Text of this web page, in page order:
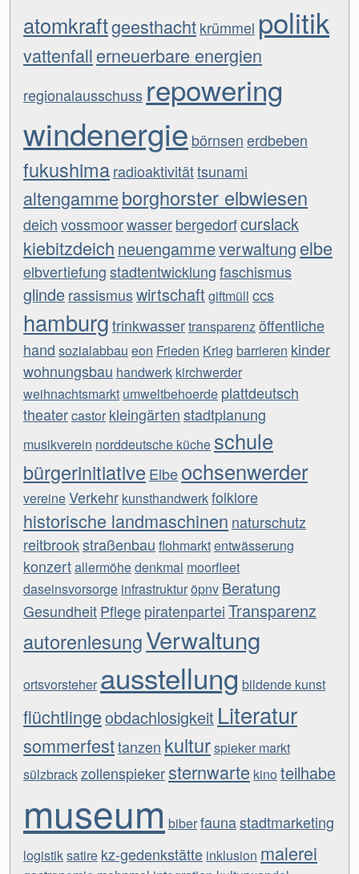
atomkraftgeesthachtkrümmel politik
vattenfallerneuerbare energien
regionalausschuss repowering
windenergie börnsenerdbeben
fukushimaradioaktivitättsunami
altengammeborghorster elbwiesen
deichvossmoorwasserbergedorfcurslack
kiebitzdeich neuengammeverwaltung elbe
elbvertiefungstadtentwicklungfaschismus
glinde rassismuswirtschaft giftmüll ccs
hamburgtrinkwassertransparenzöffentliche
hand sozialabbau eon Frieden Krieg barrieren kinder
wohnungsbau handwerk kirchwerder
weihnachtsmarkt umweltbehoerde plattdeutsch
theatercastor kleingärtenstadtplanung
musikverein norddeutsche küche schule
bürgerinitiative Elbeochsenwerder
vereineVerkehr kunsthandwerkfolklore
historische landmaschinen naturschutz
reitbrookstraßenbau flohmarktentwässerung
konzertallermöhedenkmal moorfleet
daseinsvorsorge infrastrukturöpnv Beratung
GesundheitPflegepiratenparteiTransparenz
autorenlesungVerwaltung
ortsvorsteher ausstellung bildende kunst
flüchtlingeobdachlosigkeit Literatur
sommerfesttanzen kulturspieker markt
sülzbrackzollenspiekersternwarte kino teilhabe
museum biberfaunastadtmarketing
logistiksatire kz-gedenkstätte inklusion malerei